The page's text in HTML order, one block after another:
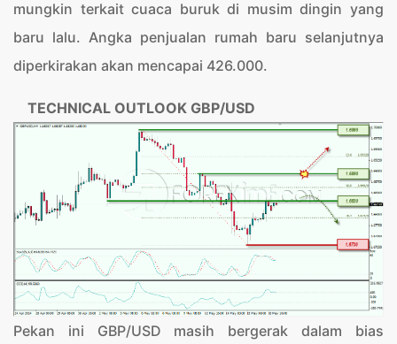
mungkin terkait cuaca buruk di musim dingin yang
baru lalu. Angka penjualan rumah baru selanjutnya
diperkirakan akan mencapai 426.000.
TECHNICAL OUTLOOK GBP/USD
Pekan ini GBP/USD masih bergerak dalam bias